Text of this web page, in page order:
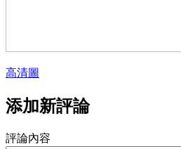
高清圖
添加新評論
評論內容